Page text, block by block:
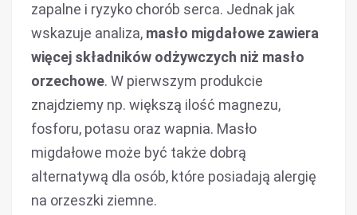
zapalne i ryzyko chorób serca. Jednak jak
wskazuje analiza, masło migdałowe zawiera
więcej składników odżywczych niż masło
orzechowe. W pierwszym produkcie
znajdziemy np. większą ilość magnezu,
fosforu, potasu oraz wapnia. Masło
migdałowe może być także dobrą
alternatywą dla osób, które posiadają alergię
na orzeszki ziemne.